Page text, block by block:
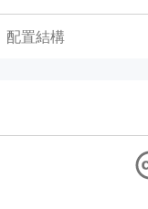
配置結構